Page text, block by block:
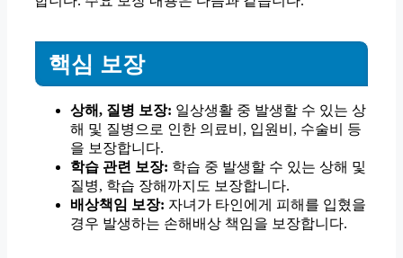
핵심 보장
상해, 질병 보장: 일상생활 중 발생할 수 있는 상
해 및 질병으로 인한 의료비, 입원비, 수술비 등
을 보장합니다.
학습 관련 보장: 학습 중 발생할 수 있는 상해 및
질병, 학습 장해까지도 보장합니다.
배상책임 보장: 자녀가 타인에게 피해를 입혔을
경우 발생하는 손해배상 책임을 보장합니다.